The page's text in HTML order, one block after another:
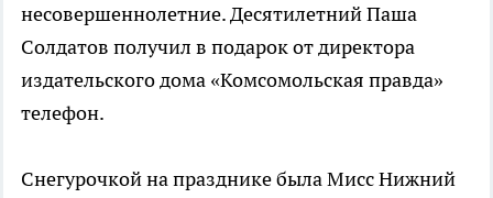
несовершеннолетние. Десятилетний Паша
Солдатов получил в подарок от директора
издательского дома «Комсомольская правда»
телефон.
Снегурочкой на празднике была Мисс Нижний